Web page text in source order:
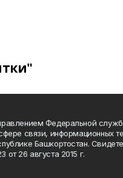
Федеральной
связи, информационных
Башкортостан.
26 августа 2015 г.